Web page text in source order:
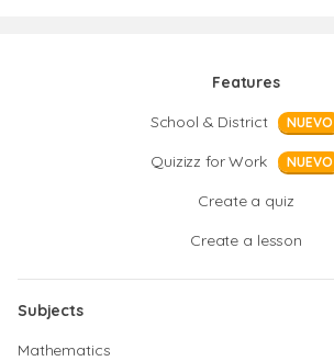
Features
School & District
NUEVO
Quizizz for Work NUEVO
Create a quiz
Create a lesson
Subjects
Mathematics